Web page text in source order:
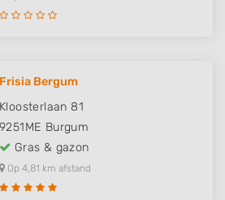
Frisia Bergum
Kloosterlaan 81
9251ME Burgum
Gras & gazon
Op 4,81 km afstand